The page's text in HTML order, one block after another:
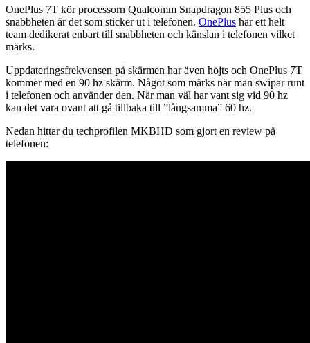
OnePlus 7T kör processorn Qualcomm Snapdragon 855 Plus och
snabbheten är det som sticker ut i telefonen. OnePlus har ett helt
team dedikerat enbart till snabbheten och känslan i telefonen vilket
märks.
Uppdateringsfrekvensen på skärmen har även höjts och OnePlus 7T
kommer med en 90 hz skärm. Något som märks när man swipar runt
i telefonen och använder den. När man väl har vant sig vid 90 hz
kan det vara ovant att gå tillbaka till ”långsamma” 60 hz.
Nedan hittar du techprofilen MKBHD som gjort en review på
telefonen: